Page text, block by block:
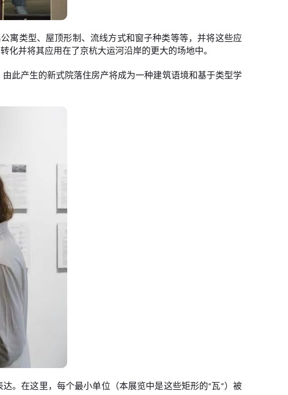
寓类型、屋顶形制、流线方式和窗子种类等等，并将这些应
化并将其应用在了京杭大运河沿岸的更大的场地中。
此产生的新式院落住房产将成为一种建筑语境和基于类型学
。在这里，每个最小单位（本展览中是这些矩形的“瓦”）被